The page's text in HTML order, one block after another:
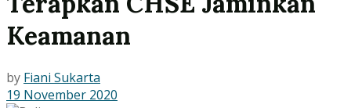
Keamanan
by Fiani Sukarta
19 November 2020